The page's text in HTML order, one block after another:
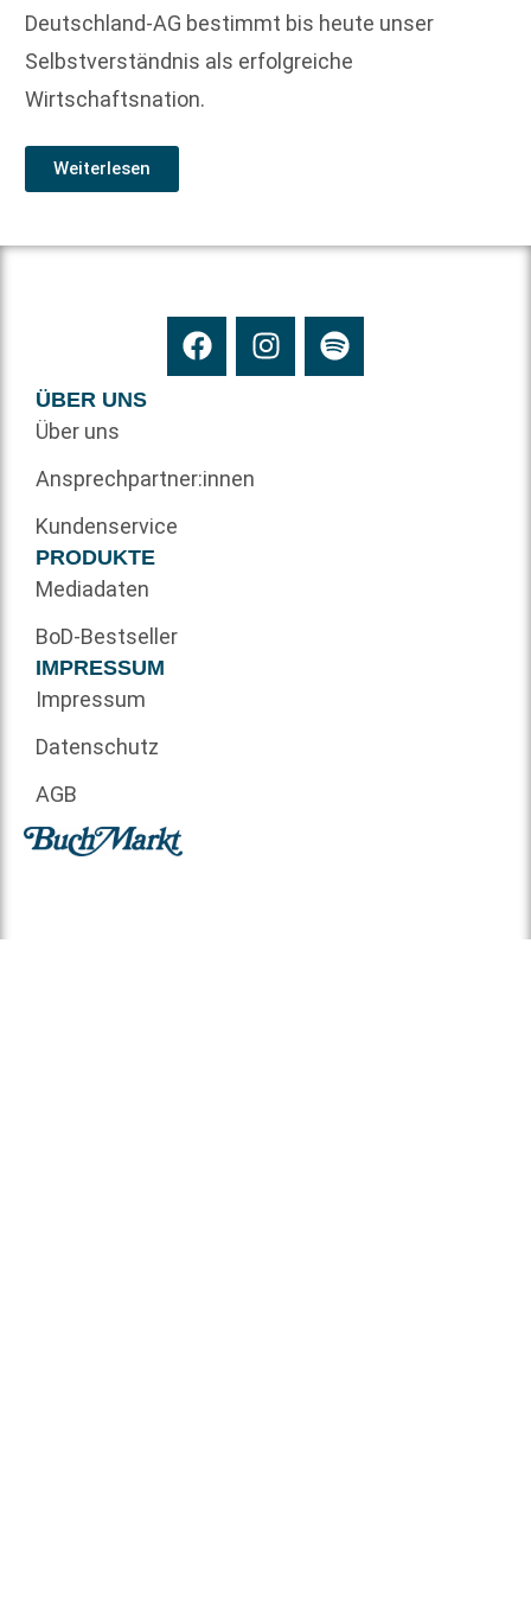
Deutschland-AG bestimmt bis heute unser
Selbstverständnis als erfolgreiche
Wirtschaftsnation.
Weiterlesen
ÜBER UNS
Über uns
Ansprechpartner:innen
Kundenservice
PRODUKTE
Mediadaten
BoD-Bestseller
IMPRESSUM
Impressum
Datenschutz
AGB